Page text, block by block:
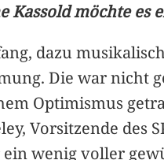
möchte es
dazu
Die war nicht
Optimismus
Vorsitzende
ein wenig voller